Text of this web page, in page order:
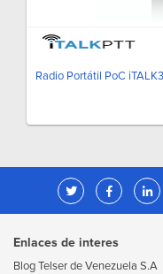
Radio Portátil PoC
Enlaces de interes
Blog Telser de Venezuela S.A